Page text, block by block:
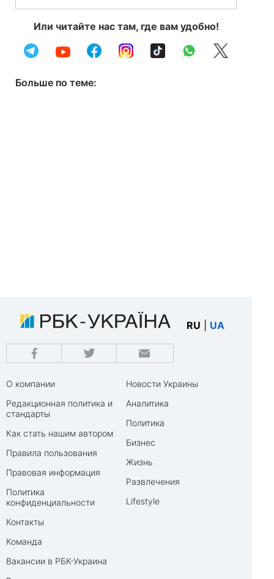
Или читайте нас там, где вам удобно!
Больше по теме:
RU UA
О компании
Редакционная политика и
стандарты
Как стать нашим автором
Правила пользования
Правовая информация
Политика
конфиденциальности
Контакты
Команда
Вакансии в РБК-Украина
Новости Украины
Аналитика
Политика
Бизнес
Жизнь
Развлечения
Lifestyle